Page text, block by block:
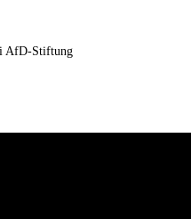
AfD-Stiftung